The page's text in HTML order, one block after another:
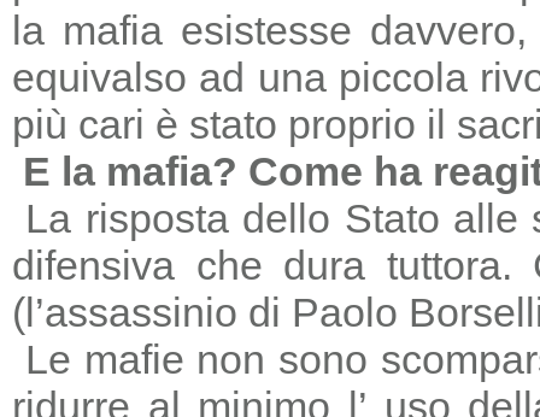
la mafia esistesse
equivalso ad una piccola
più cari è stato proprio il
E la mafia? Come ha
La risposta dello Stato alle
difensiva che dura
(l’assassinio di Paolo
Le mafie non sono
ridurre al minimo l’ uso